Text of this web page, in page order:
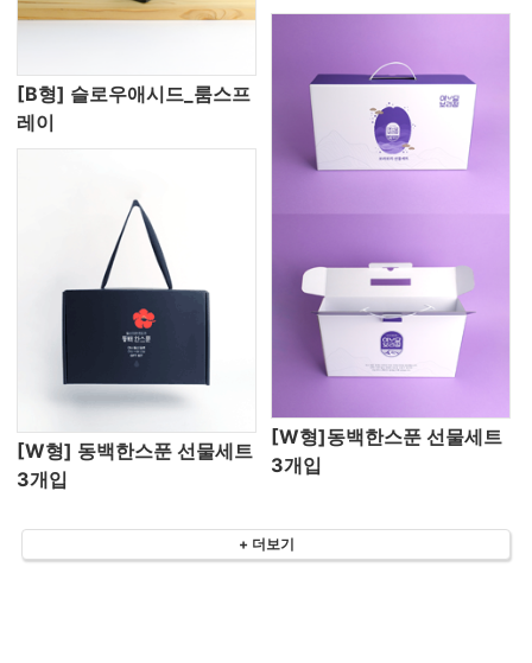
[B형] 슬로우애시드_룸스프
레이
[W형] 동백한스푼 선물세트
3개입
[W형]동백한스푼 선물세트
3개입
+ 더보기